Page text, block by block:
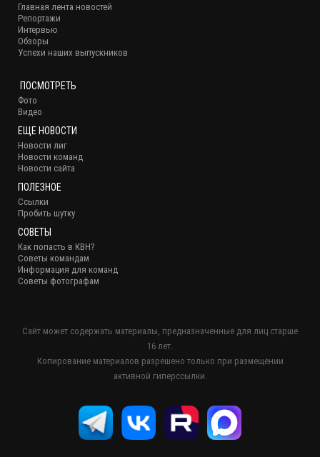
Главная лента новостей
Репортажи
Интервью
Обзоры
Успехи наших выпускников
ПОСМОТРЕТЬ
Фото
Видео
ЕЩЕ НОВОСТИ
Новости лиг
Новости команд
Новости сайта
ПОЛЕЗНОЕ
Ссылки
Пробить шутку
СОВЕТЫ
Как попасть в КВН?
Советы командам
Информация для команд
Советы фотографам
Сайт может содержать материалы, предназначенные для лиц старше
16 лет.
Копирование материалов разрешено только при размещении
активной гиперссылки.